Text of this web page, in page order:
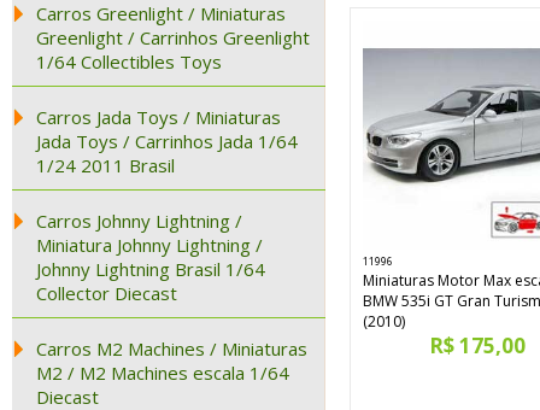
Carros Greenlight / Miniaturas
Greenlight / Carrinhos Greenlight
1/64 Collectibles Toys
Carros Jada Toys / Miniaturas
Jada Toys / Carrinhos Jada 1/64
1/24 2011 Brasil
Carros Johnny Lightning /
Miniatura Johnny Lightning /
Johnny Lightning Brasil 1/64
Collector Diecast
Carros M2 Machines / Miniaturas
M2 / M2 Machines escala 1/64
Diecast
11996
Miniaturas Motor Max
BMW 535i GT Gran
(2010)
R$ 175,00